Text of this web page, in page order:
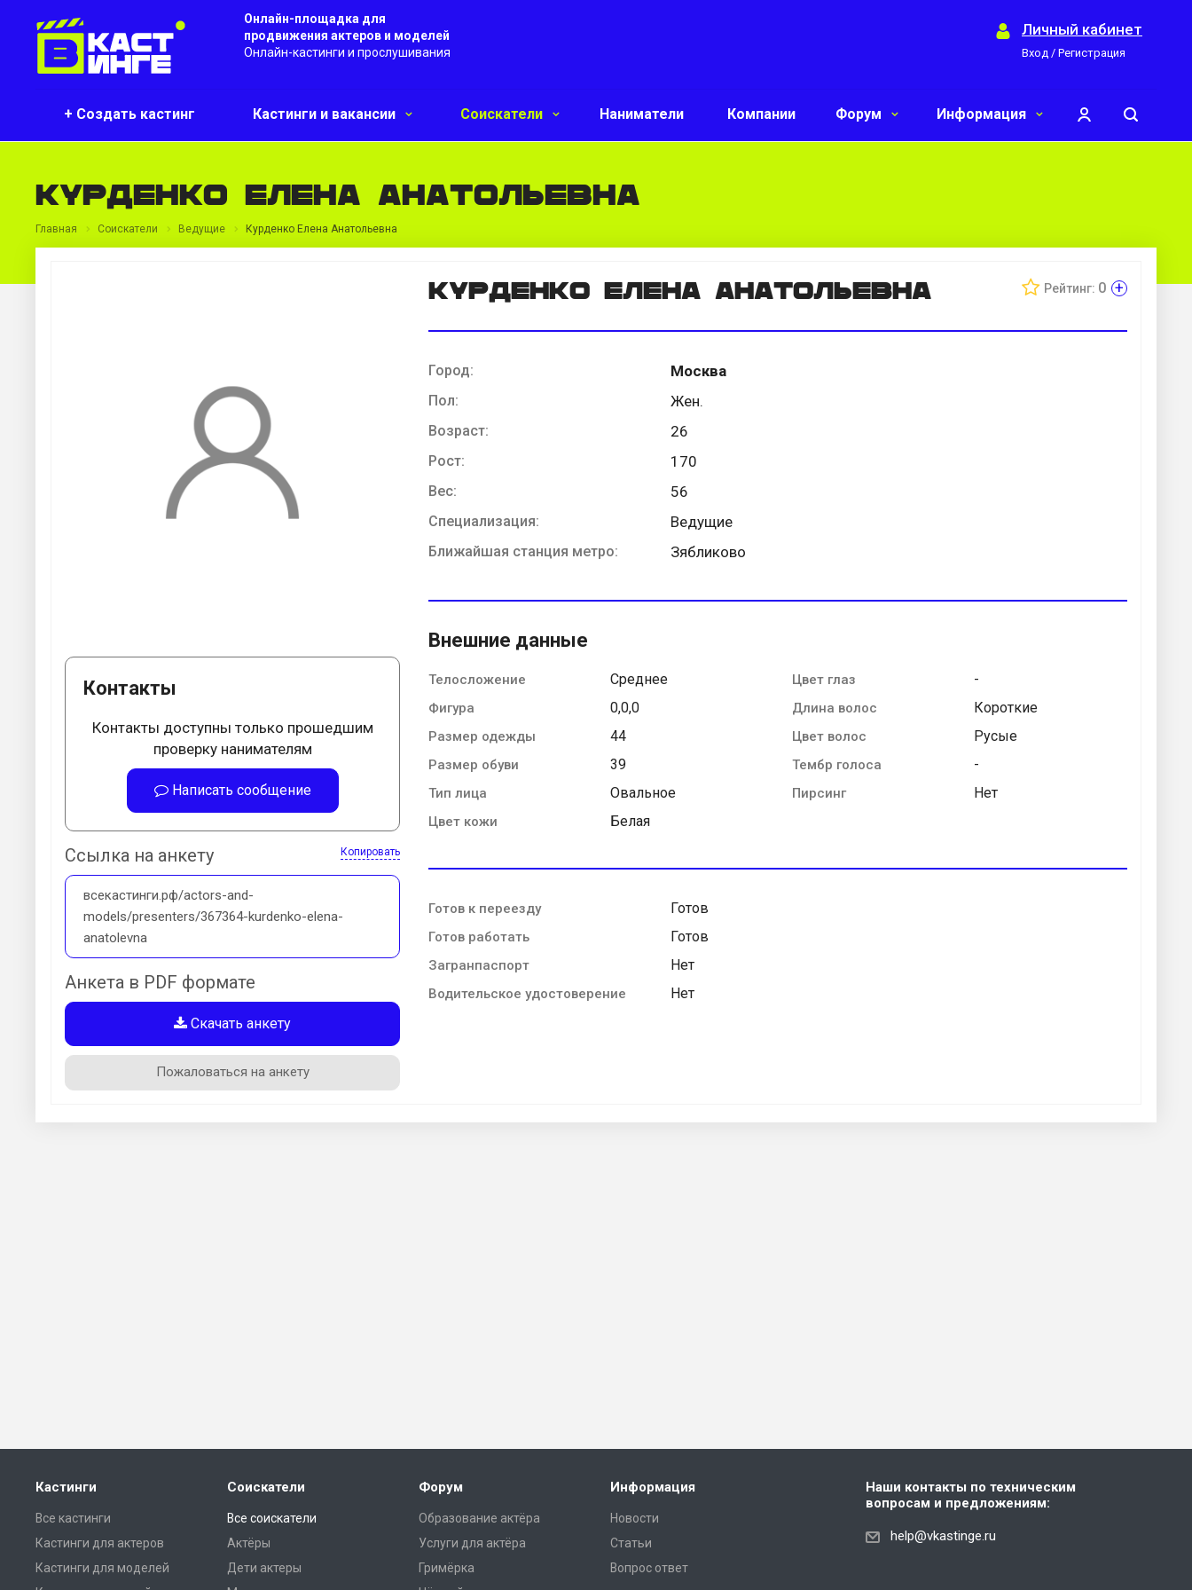
Онлайн-площадка для
продвижения актеров и моделей
Онлайн-кастинги и прослушивания
Личный кабинет
Вход / Регистрация
+ Создать кастинг Кастинги и вакансии Соискатели Наниматели Компании Форум Информация
Курденко Елена Анатольевна
Главная Соискатели Ведущие Курденко Елена Анатольевна
Контакты
Контакты доступны только прошедшим
проверку нанимателям
Написать сообщение
Ссылка на анкету Копировать
всекастинги.рф/actors-and-
models/presenters/367364-kurdenko-elena-
anatolevna
Анкета в PDF формате
Скачать анкету
Пожаловаться на анкету
Курденко Елена Анатольевна Рейтинг: 0 +
Город: Москва
Пол: Жен.
Возраст: 26
Рост: 170
Вес: 56
Специализация: Ведущие
Ближайшая станция метро: Зябликово
Внешние данные
Телосложение Среднее
Фигура 0,0,0
Размер одежды 44
Размер обуви 39
Тип лица Овальное
Цвет кожи Белая
Цвет глаз -
Длина волос Короткие
Цвет волос Русые
Тембр голоса -
Пирсинг Нет
Готов к переезду Готов
Готов работать Готов
Загранпаспорт Нет
Водительское удостоверение Нет
Кастинги
Все кастинги
Кастинги для актеров
Кастинги для моделей
Соискатели
Все соискатели
Актёры
Дети актеры
Форум
Образование актёра
Услуги для актёра
Гримёрка
Информация
Новости
Статьи
Вопрос ответ
Наши контакты по техническим
вопросам и предложениям:
help@vkastinge.ru